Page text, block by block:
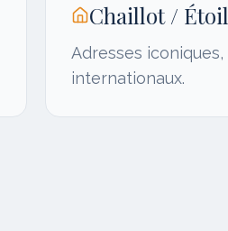
Chaillot /
Adresses
internationaux.